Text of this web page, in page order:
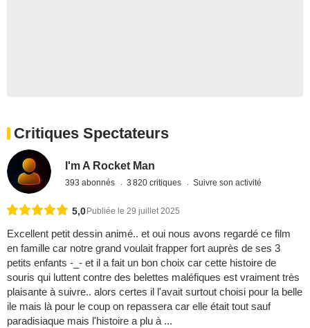
Critiques Spectateurs
I'm A Rocket Man
393 abonnés 3 820 critiques Suivre son activité
5,0 Publiée le 29 juillet 2025
Excellent petit dessin animé.. et oui nous avons regardé ce film
en famille car notre grand voulait frapper fort auprès de ses 3
petits enfants -_- et il a fait un bon choix car cette histoire de
souris qui luttent contre des belettes maléfiques est vraiment très
plaisante à suivre.. alors certes il l'avait surtout choisi pour la belle
ile mais là pour le coup on repassera car elle était tout sauf
paradisiaque mais l'histoire a plu à ...